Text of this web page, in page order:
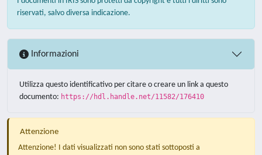
riservati, salvo diversa indicazione.
Informazioni
Utilizza questo identificativo per citare o creare un link a questo
documento: https://hdl.handle.net/11582/176410
Attenzione
Attenzione! I dati visualizzati non sono stati sottoposti a